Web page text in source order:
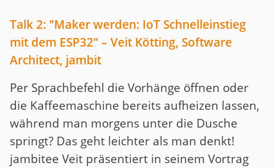
Talk 2: "Maker werden: IoT Schnelleinstieg
mit dem ESP32" – Veit Kötting, Software
Architect, jambit
Per Sprachbefehl die Vorhänge öffnen oder
die Kaffeemaschine bereits aufheizen lassen,
während man morgens unter die Dusche
springt? Das geht leichter als man denkt!
jambitee Veit präsentiert in seinem Vortrag